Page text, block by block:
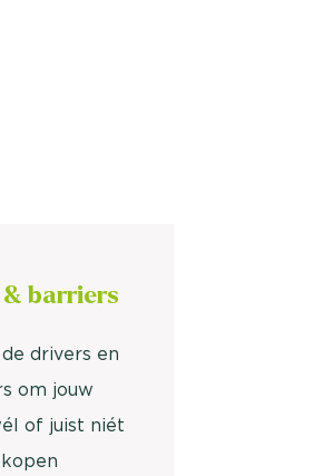
barriers
drivers en
om jouw
of juist niét